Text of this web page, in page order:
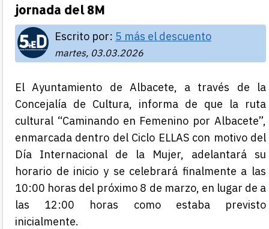
jornada del 8M
Escrito por: 5 más el descuento
martes, 03.03.2026
El Ayuntamiento de Albacete, a través de la
Concejalía de Cultura, informa de que la ruta
cultural “Caminando en Femenino por Albacete”,
enmarcada dentro del Ciclo ELLAS con motivo del
Día Internacional de la Mujer, adelantará su
horario de inicio y se celebrará finalmente a las
10:00 horas del próximo 8 de marzo, en lugar de a
las 12:00 horas como estaba previsto
inicialmente.